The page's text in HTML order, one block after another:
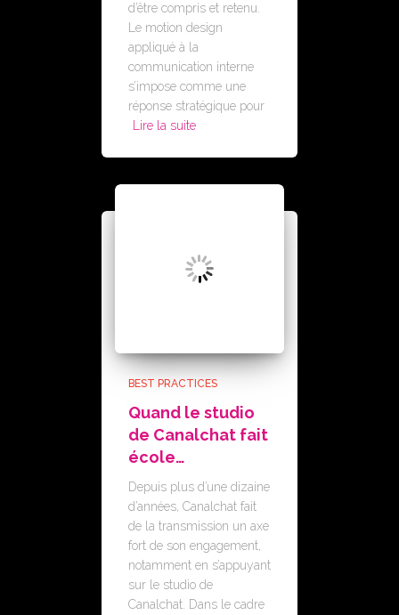
d’être compris et retenu.
Le motion design
appliqué à la
communication interne
s’impose comme une
réponse stratégique pour
Lire la suite
BEST PRACTICES
Quand le studio
de Canalchat fait
école…
Depuis plus d’une dizaine
d’années, Canalchat fait
de la transmission un axe
fort de son engagement,
notamment en s’appuyant
sur le studio de
Canalchat. Dans le cadre